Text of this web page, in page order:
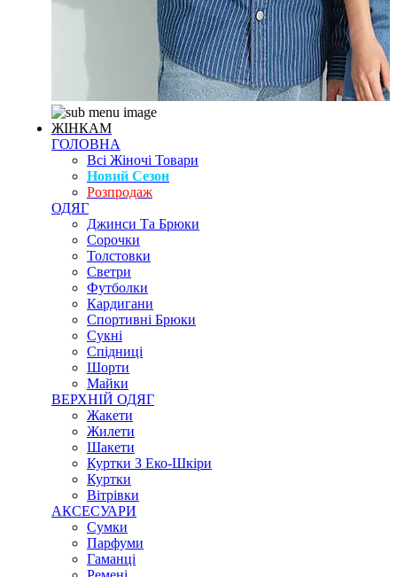
ЖІНКАМ
ГОЛОВНА
Всі Жіночі Товари
Новий Сезон
Розпродаж
ОДЯГ
Джинси Та Брюки
Сорочки
Толстовки
Светри
Футболки
Кардигани
Спортивні Брюки
Сукні
Спідниці
Шорти
Майки
ВЕРХНІЙ ОДЯГ
Жакети
Жилети
Шакети
Куртки З Еко-Шкіри
Куртки
Вітрівки
АКСЕСУАРИ
Сумки
Парфуми
Гаманці